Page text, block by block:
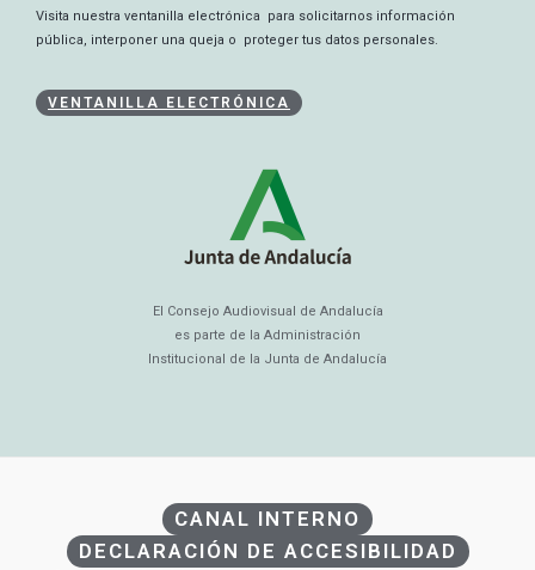
Visita nuestra ventanilla electrónica para solicitarnos información
pública, interponer una queja o proteger tus datos personales.
VENTANILLA ELECTRÓNICA
El Consejo Audiovisual de Andalucía
es parte de la Administración
Institucional de la Junta de Andalucía
CANAL INTERNO
DECLARACIÓN DE ACCESIBILIDAD